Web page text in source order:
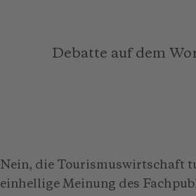
Debatte auf dem
Nein, die Tourismuswirtschaft
einhellige Meinung des